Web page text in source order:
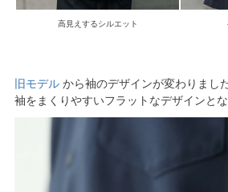
高見えするシルエット
旧モデル から袖のデザインが変わりまし
袖をまくりやすいフラットなデザインとな